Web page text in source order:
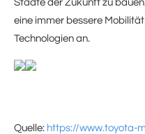
Städte der Zukunft zu
eine immer bessere
Technologien an.
Quelle: https://www.toyota-